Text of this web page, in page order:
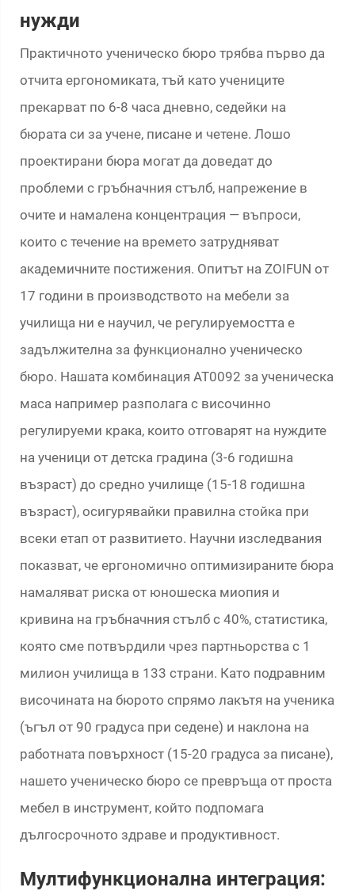
нужди
Практичното ученическо бюро трябва първо да
отчита ергономиката, тъй като учениците
прекарват по 6-8 часа дневно, седейки на
бюрата си за учене, писане и четене. Лошо
проектирани бюра могат да доведат до
проблеми с гръбначния стълб, напрежение в
очите и намалена концентрация — въпроси,
които с течение на времето затрудняват
академичните постижения. Опитът на ZOIFUN от
17 години в производството на мебели за
училища ни е научил, че регулируемостта е
задължителна за функционално ученическо
бюро. Нашата комбинация AT0092 за ученическа
маса например разполага с височинно
регулируеми крака, които отговарят на нуждите
на ученици от детска градина (3-6 годишна
възраст) до средно училище (15-18 годишна
възраст), осигурявайки правилна стойка при
всеки етап от развитието. Научни изследвания
показват, че ергономично оптимизираните бюра
намаляват риска от юношеска миопия и
кривина на гръбначния стълб с 40%, статистика,
която сме потвърдили чрез партньорства с 1
милион училища в 133 страни. Като подравним
височината на бюрото спрямо лакътя на ученика
(ъгъл от 90 градуса при седене) и наклона на
работната повърхност (15-20 градуса за писане),
нашето ученическо бюро се превръща от проста
мебел в инструмент, който подпомага
дългосрочното здраве и продуктивност.
Мултифункционална интеграция: